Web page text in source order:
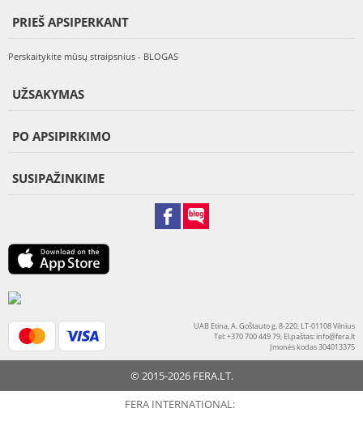
PRIEŠ APSIPERKANT
Perskaitykite mūsų straipsnius - BLOGAS
UŽSAKYMAS
PO APSIPIRKIMO
SUSIPAŽINKIME
UAB Etina, A. Goštauto g. 8-220, LT-01108 Vilnius
Tel: +370 700 449 79, El.paštas:info@fera.lt
Įmonės kodas 304013375
© 2015-2026 FERA.LT.
FERA INTERNATIONAL: